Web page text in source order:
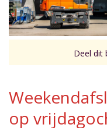
Deel dit
op